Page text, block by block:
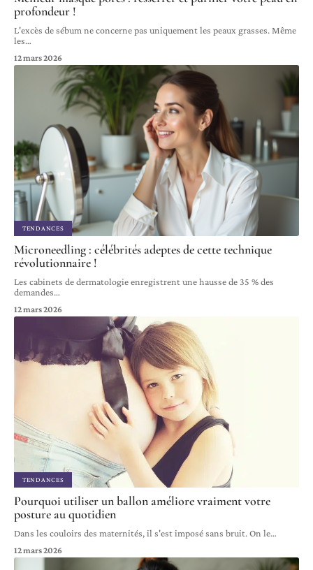
profondeur !
L'excès de sébum ne concerne pas uniquement les peaux grasses. Même
les…
12 mars 2026
TENDANCES
Microneedling : célébrités adeptes de cette technique
révolutionnaire !
Les cabinets de dermatologie enregistrent une hausse de 35 % des
demandes…
12 mars 2026
TENDANCES
Pourquoi utiliser un ballon améliore vraiment votre
posture au quotidien
Dans les couloirs des maternités, il s'est imposé sans bruit. On le…
12 mars 2026